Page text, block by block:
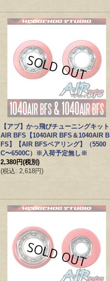
【アブ】かっ飛びチューニングキット
AIR BFS【1040AIR BFS＆1040AIR B
FS】【AIR BFSベアリング】（5500
C〜6500C）※入荷予定無し※
2,380円(税別)
(税込: 2,618円)